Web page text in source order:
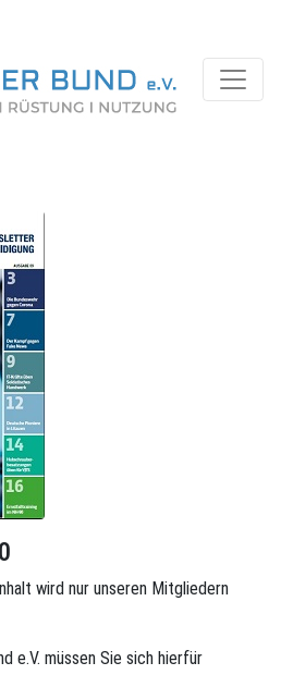
wird nur unseren Mitgliedern
e.V. müssen Sie sich hierfür